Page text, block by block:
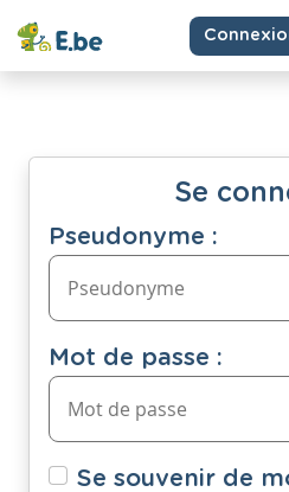
Se
Pseudonyme :
Mot de passe :
Se souvenir de